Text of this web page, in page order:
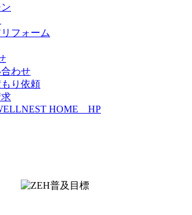
フォーム
わせ
り依頼
HOME HP